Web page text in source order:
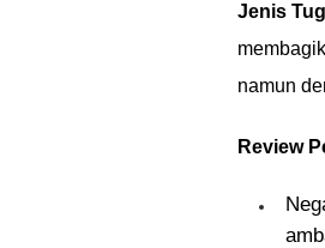
Jenis
namun
Review